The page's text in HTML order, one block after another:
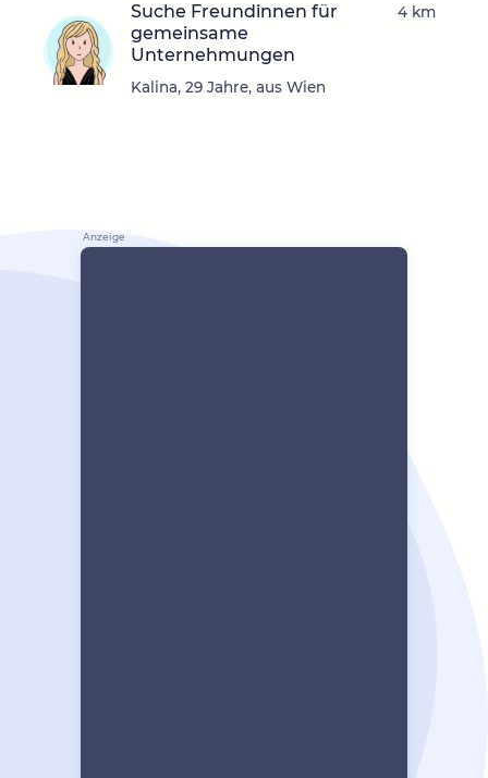
Suche Freundinnen für
gemeinsame
Unternehmungen
Kalina, 29 Jahre, aus Wien
4 km